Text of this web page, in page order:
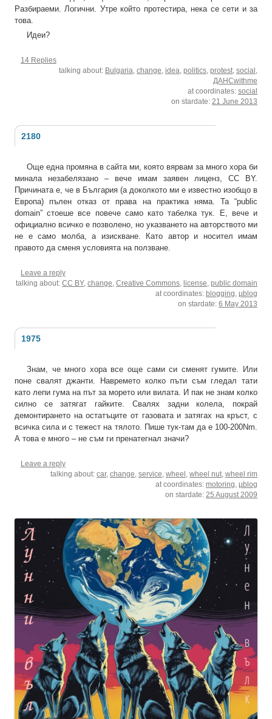
Разбираеми. Логични. Утре който протестира, нека се сети и за
това.
Идеи?
14 Replies
talking about: Bulgaria change idea politics protest social
ДАНСwithme
at coordinates: social
on stardate: 21 June 2013
2180
Още една промяна в сайта ми, която вярвам за много хора би
минала незабелязано – вече имам заявен лиценз, CC BY.
Причината е, че в България (а доколкото ми е известно изобщо в
Европа) пълен отказ от права на практика няма. Та “public
domain” стоеше все повече само като табелка тук. Е, вече и
официално всичко е позволено, но указването на авторството ми
не е само молба, а изискване. Като автор и носител имам
правото да сменя условията на ползване.
Leave a reply
talking about: CC BY, change Creative Commons license public domain
at coordinates: blogging µblog
on stardate: 6 May 2013
1975
Знам, че много хора все още сами си сменят гумите. Или
поне свалят джанти. Навремето колко пъти съм гледал тати
като лепи гума на път за морето или вилата. И пак не знам колко
силно се затягат гайките. Свалях задни колела, покрай
демонтирането на остатъците от газовата и затягах на кръст, с
всичка сила и с тежест на тялото. Пише тук-там да е 100-200Nm.
А това е много – не съм ги пренатегнал значи?
Leave a reply
talking about: car, change service wheel wheel nut wheel rim
at coordinates: motoring µblog
on stardate: 25 August 2009